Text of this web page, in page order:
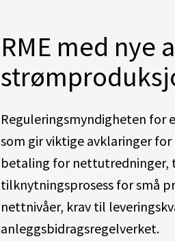
RME med
Reguleringsmyndigheten for
som gir viktige avklaringer
betaling for
tilknytningsprosess for små
nettnivåer, krav til
anleggsbidragsregelverket.